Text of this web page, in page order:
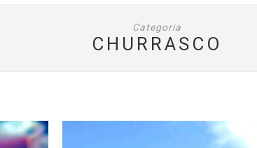
Categoria
CHURRASCO